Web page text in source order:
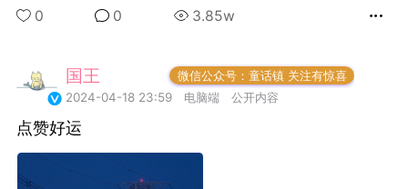
子出版社
也
3062369367/LxSaV2dqT?
国王
FuckingYoung！BOY集
0
0 3.85w
国王
微信公众号：童话镇 关注有惊喜
2024-04-18 23:59
电脑端 公开内容
点赞好运